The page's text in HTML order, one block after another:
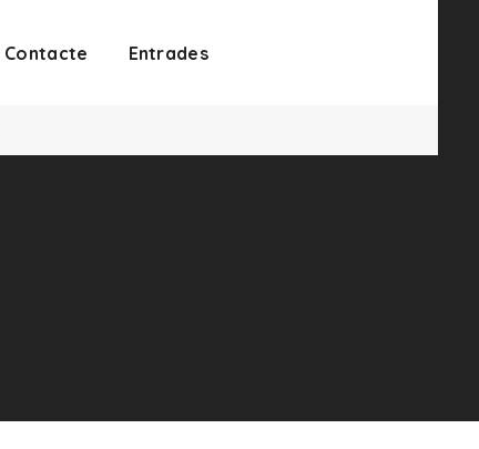
Contacte Entrades